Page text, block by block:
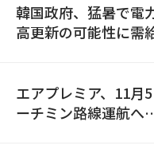
韓国政府、猛暑で電
高更新の可能性に需
エアプレミア、11月
ーチミン路線運航へ